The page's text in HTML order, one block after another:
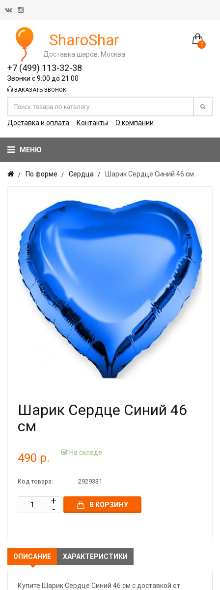
0
SharoShar
Доставка шаров, Москва
+7 (499) 113-32-38
Звонки с 9:00 до 21:00
ЗАКАЗАТЬ ЗВОНОК
Доставка и оплата Контакты О компании
МЕНЮ
По форме Сердца Шарик Сердце Синий 46 см
Шарик Сердце Синий 46
см
490 р. На складе
Код товара: 2929331
В КОРЗИНУ
ОПИСАНИЕ ХАРАКТЕРИСТИКИ
Купите Шарик Сердце Синий 46 см с доставкой от